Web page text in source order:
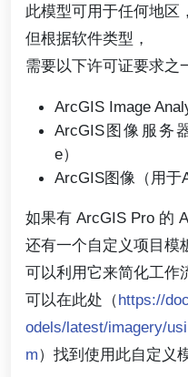
此模型可用于任何地区，
但根据软件类型，
需要以下许可证要求之
ArcGIS Image
ArcGIS图像服务
e）
ArcGIS图像（用于
如果有 ArcGIS Pro 的
还有一个自定义项目模
可以利用它来简化工作
可以在此处（https://
odels/latest/imagery/
m）找到使用此自定义